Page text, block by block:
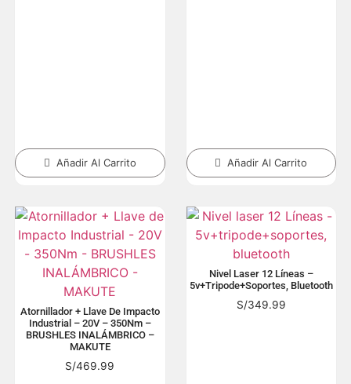
Añadir Al Carrito Añadir Al Carrito
Atornillador + Llave De Impacto
Industrial – 20V – 350Nm –
BRUSHLES INALÁMBRICO –
MAKUTE
S/469.99
Nivel Laser 12 Líneas –
5v+tripode+soportes, Bluetooth
S/349.99